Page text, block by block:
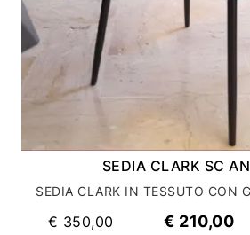
SEDIA CLARK SC
€ 350,00 € 210,00